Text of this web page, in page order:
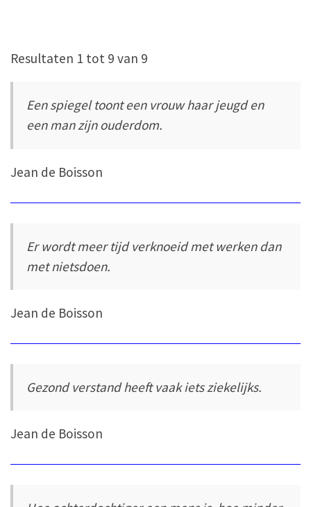
Resultaten 1 tot 9 van 9
Een spiegel toont een vrouw haar jeugd en
een man zijn ouderdom.
Jean de Boisson
Er wordt meer tijd verknoeid met werken dan
met nietsdoen.
Jean de Boisson
Gezond verstand heeft vaak iets ziekelijks.
Jean de Boisson